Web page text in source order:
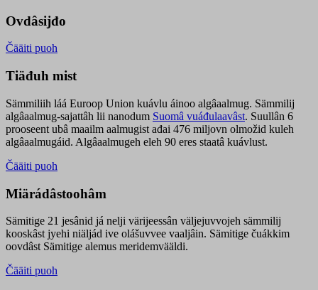
Ovdâsijđo
Čääiti puoh
Tiäđuh mist
Sämmiliih láá Euroop Union kuávlu áinoo algâaalmug. Sämmilij
algâaalmug-sajattâh lii nanodum Suomâ vuáđulaavâst. Suullân 6
prooseent ubâ maailm aalmugist ađai 476 miljovn olmožid kuleh
algâaalmugáid. Algâaalmugeh eleh 90 eres staatâ kuávlust.
Čääiti puoh
Miärádâstoohâm
Sämitige 21 jesânid já nelji värijeessân väljejuvvojeh sämmilij
kooskâst jyehi niäljád ive olášuvvee vaaljâin. Sämitige čuákkim
oovdâst Sämitige alemus meridemvääldi.
Čääiti puoh